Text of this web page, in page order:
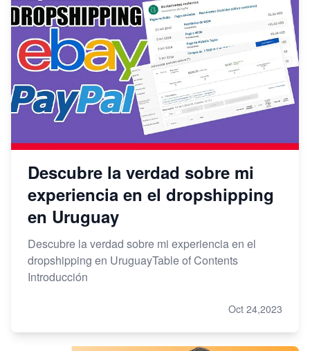
Descubre la verdad sobre mi
experiencia en el dropshipping
en Uruguay
Descubre la verdad sobre mi experiencia en el
dropshipping en UruguayTable of Contents
Introducción
Oct 24,2023